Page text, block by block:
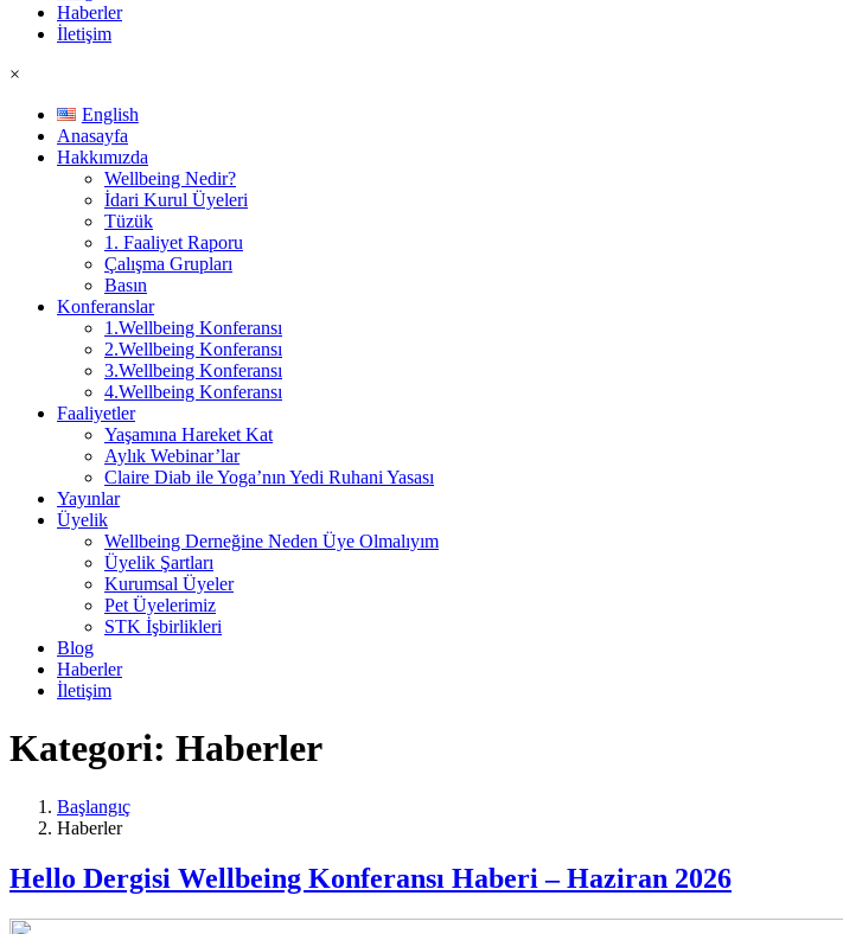
Haberler
İletişim
×
English
Anasayfa
Hakkımızda
Wellbeing Nedir?
İdari Kurul Üyeleri
Tüzük
1. Faaliyet Raporu
Çalışma Grupları
Basın
Konferanslar
1.Wellbeing Konferansı
2.Wellbeing Konferansı
3.Wellbeing Konferansı
4.Wellbeing Konferansı
Faaliyetler
Yaşamına Hareket Kat
Aylık Webinar’lar
Claire Diab ile Yoga’nın Yedi Ruhani Yasası
Yayınlar
Üyelik
Wellbeing Derneğine Neden Üye Olmalıyım
Üyelik Şartları
Kurumsal Üyeler
Pet Üyelerimiz
STK İşbirlikleri
Blog
Haberler
İletişim
Kategori: Haberler
Başlangıç
Haberler
Hello Dergisi Wellbeing Konferansı Haberi – Haziran 2026